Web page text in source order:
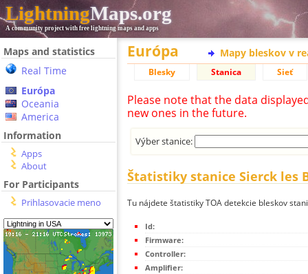
LightningMaps.org
A community project with free lightning maps and apps
Maps and statistics
Real Time
Európa
Oceania
America
Information
Apps
About
For Participants
Prihlasovacie meno
Európa Mapy bleskov v
Blesky Stanica Sieť
Please note that the data
new ones in the future.
Výber stanice:
Štatistiky stanice Sierck les
Tu nájdete štatistiky TOA detekcie bleskov
Id:
Firmware:
Controller:
Amplifier: